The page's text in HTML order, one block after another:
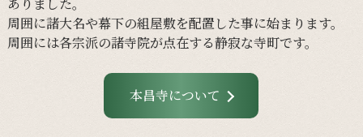
周囲に諸大名や幕下の組屋敷を配置した事に始まります。
周囲には各宗派の諸寺院が点在する静寂な寺町です。
本昌寺について